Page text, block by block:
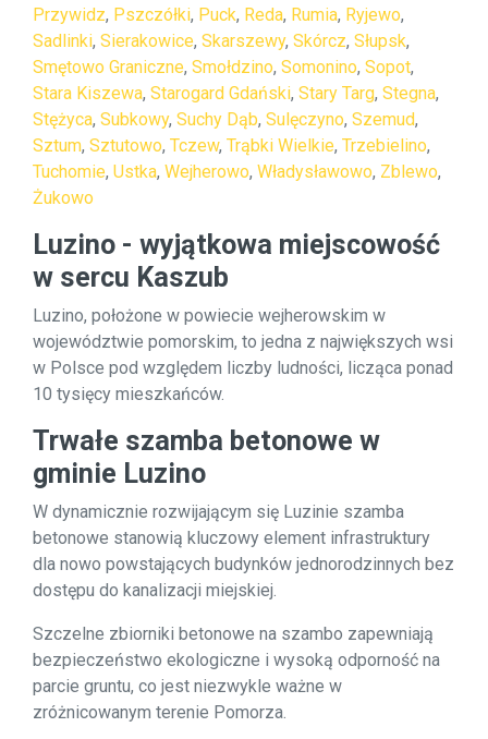
Przywidz, Pszczółki, Puck, Reda, Rumia, Ryjewo,
Sadlinki, Sierakowice, Skarszewy, Skórcz, Słupsk,
Smętowo Graniczne, Smołdzino, Somonino, Sopot,
Stara Kiszewa, Starogard Gdański, Stary Targ, Stegna,
Stężyca, Subkowy, Suchy Dąb, Sulęczyno, Szemud,
Sztum, Sztutowo, Tczew, Trąbki Wielkie, Trzebielino,
Tuchomie, Ustka, Wejherowo, Władysławowo, Zblewo,
Żukowo
Luzino - wyjątkowa miejscowość
w sercu Kaszub
Luzino, położone w powiecie wejherowskim w
województwie pomorskim, to jedna z największych wsi
w Polsce pod względem liczby ludności, licząca ponad
10 tysięcy mieszkańców.
Trwałe szamba betonowe w
gminie Luzino
W dynamicznie rozwijającym się Luzinie szamba
betonowe stanowią kluczowy element infrastruktury
dla nowo powstających budynków jednorodzinnych bez
dostępu do kanalizacji miejskiej.
Szczelne zbiorniki betonowe na szambo zapewniają
bezpieczeństwo ekologiczne i wysoką odporność na
parcie gruntu, co jest niezwykle ważne w
zróżnicowanym terenie Pomorza.